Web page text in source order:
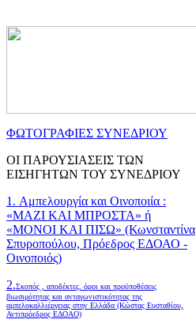
ΦΩΤΟΓΡΑΦΙΕΣ ΣΥΝΕΔΡΙΟΥ
ΟΙ ΠΑΡΟΥΣΙΑΣΕΙΣ ΤΩΝ
ΕΙΣΗΓΗΤΩΝ ΤΟΥ ΣΥΝΕΔΡΙΟΥ
1. Αμπελουργία και Οινοποιία :
«ΜΑΖΙ ΚΑΙ ΜΠΡΟΣΤΑ» ή
«ΜΟΝΟΙ ΚΑΙ ΠΙΣΩ» (Κωνσταντίνα
Σπυροπούλου, Πρόεδρος ΕΔΟΑΟ -
Οινοποιός)
2.Σκοπός , αποδέκτες, όροι και προϋποθέσεις
βιωσιμότητας και ανταγωνιστικότητας της
αμπελοκαλλιέργειας στην Ελλάδα (Κώστας Ευσταθίου,
Αντιπρόεδρος ΕΔΟΑΟ)